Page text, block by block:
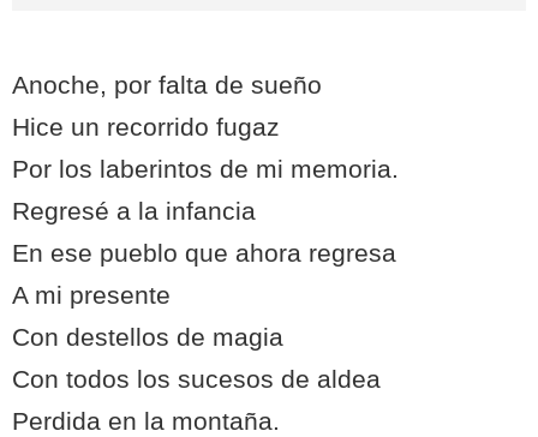
Anoche, por falta de sueño
Hice un recorrido fugaz
Por los laberintos de mi memoria.
Regresé a la infancia
En ese pueblo que ahora regresa
A mi presente
Con destellos de magia
Con todos los sucesos de aldea
Perdida en la montaña.